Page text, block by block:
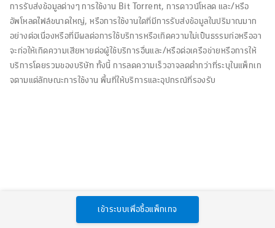
การรับส่งข้อมูลต่างๆ การใช้งาน Bit Torrent, การดาวน์โหลด และ/หรือ
อัพโหลดไฟล์ขนาดใหญ่, หรือการใช้งานใดที่มีการรับส่งข้อมูลในปริมาณมาก
อย่างต่อเนื่องหรือที่มีผลต่อการใช้บริการหรือเกิดความไม่เป็นธรรมก่อหรืออา
จะก่อให้เกิดความเสียหายต่อผู้ใช้บริการอื่นและ/หรือต่อเครือข่ายหรือการให้
บริการโดยรวมของบริษัท ทั้งนี้ การลดความเร็วอาจลดต่ำกว่าที่ระบุในแพ็กเก
จตามแต่ลักษณะการใช้งาน พื้นที่ให้บริการและอุปกรณ์ที่รองรับ
เข้าระบบเพื่อซื้อแพ็กเกจ